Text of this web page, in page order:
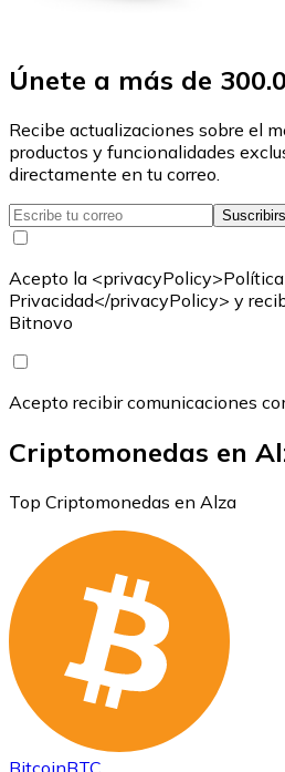
Únete a más de
Recibe actualizaciones sobre el
productos y funcionalidades
directamente en tu correo.
Acepto la
Privacidad</privacyPolicy> y
Bitnovo
Acepto recibir comunicaciones
Criptomonedas en
Top Criptomonedas en Alza
BitcoinBTC